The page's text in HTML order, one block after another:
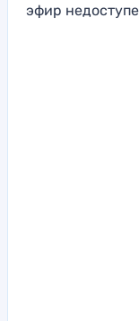
эфир